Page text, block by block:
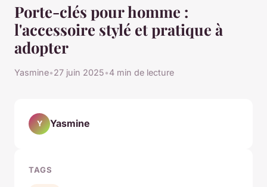
Porte-clés pour homme :
l'accessoire stylé et pratique à
adopter
Yasmine•27 juin 2025•4 min de lecture
Y Yasmine
TAGS